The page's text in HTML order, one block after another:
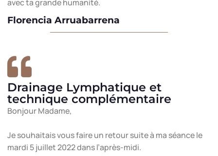
avec ta grande humanité.
Florencia Arruabarrena
Drainage Lymphatique et
technique complémentaire
Bonjour Madame,
Je souhaitais vous faire un retour suite à ma séance le
mardi 5 juillet 2022 dans l’après-midi.